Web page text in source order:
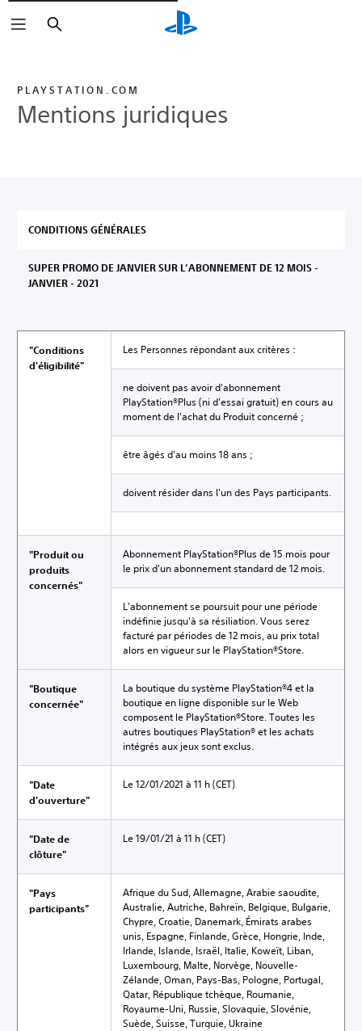
Rechercher
PLAYSTATION.COM
Mentions juridiques
CONDITIONS GÉNÉRALES
SUPER PROMO DE JANVIER SUR L’ABONNEMENT DE 12 MOIS -
JANVIER - 2021
"Conditions
d'éligibilité"
Les Personnes répondant aux critères :
ne doivent pas avoir d'abonnement
PlayStation®Plus (ni d'essai gratuit) en cours au
moment de l'achat du Produit concerné ;
être âgés d'au moins 18 ans ;
doivent résider dans l'un des Pays participants.
"Produit ou
produits
concernés"
Abonnement PlayStation®Plus de 15 mois pour
le prix d'un abonnement standard de 12 mois.
L'abonnement se poursuit pour une période
indéfinie jusqu'à sa résiliation. Vous serez
facturé par périodes de 12 mois, au prix total
alors en vigueur sur le PlayStation®Store.
"Boutique
concernée"
La boutique du système PlayStation®4 et la
boutique en ligne disponible sur le Web
composent le PlayStation®Store. Toutes les
autres boutiques PlayStation® et les achats
intégrés aux jeux sont exclus.
"Date
d'ouverture"
Le 12/01/2021 à 11 h (CET)
"Date de
clôture"
Le 19/01/21 à 11 h (CET)
"Pays
participants"
Afrique du Sud, Allemagne, Arabie saoudite,
Australie, Autriche, Bahreïn, Belgique, Bulgarie,
Chypre, Croatie, Danemark, Émirats arabes
unis, Espagne, Finlande, Grèce, Hongrie, Inde,
Irlande, Islande, Israël, Italie, Koweït, Liban,
Luxembourg, Malte, Norvège, Nouvelle-
Zélande, Oman, Pays-Bas, Pologne, Portugal,
Qatar, République tchèque, Roumanie,
Royaume-Uni, Russie, Slovaquie, Slovénie,
Suède, Suisse, Turquie, Ukraine